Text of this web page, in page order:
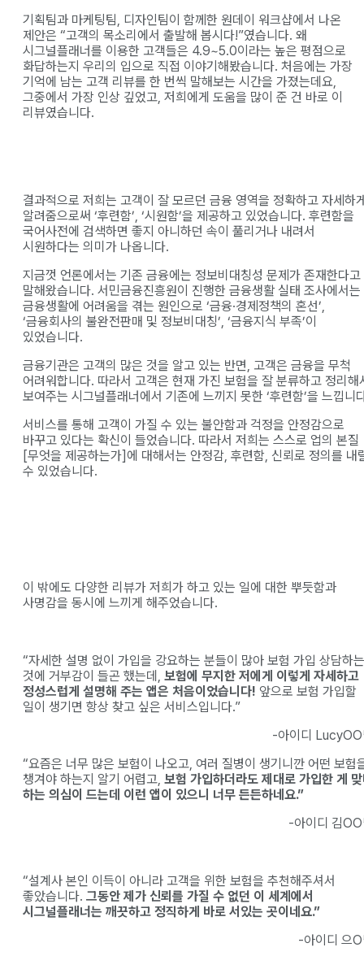
기획팀과 마케팅팀, 디자인팀이 함께한 원데이 워크샵에서 나온
제안은 “고객의 목소리에서 출발해 봅시다!”였습니다. 왜
시그널플래너를 이용한 고객들은 4.9~5.0이라는 높은 평점으로
화답하는지 우리의 입으로 직접 이야기해봤습니다. 처음에는 가장
기억에 남는 고객 리뷰를 한 번씩 말해보는 시간을 가졌는데요,
그중에서 가장 인상 깊었고, 저희에게 도움을 많이 준 건 바로 이
리뷰였습니다.
결과적으로 저희는 고객이 잘 모르던 금융 영역을 정확하고 자세하
알려줌으로써 ‘후련함’, ‘시원함’을 제공하고 있었습니다. 후련함을
국어사전에 검색하면 좋지 아니하던 속이 풀리거나 내려서
시원하다는 의미가 나옵니다.
지금껏 언론에서는 기존 금융에는 정보비대칭성 문제가 존재한다고
말해왔습니다. 서민금융진흥원이 진행한 금융생활 실태 조사에서는
금융생활에 어려움을 겪는 원인으로 ‘금융·경제정책의 혼선’,
‘금융회사의 불완전판매 및 정보비대칭’, ‘금융지식 부족’이
있었습니다.
금융기관은 고객의 많은 것을 알고 있는 반면, 고객은 금융을 무척
어려워합니다. 따라서 고객은 현재 가진 보험을 잘 분류하고 정리해
보여주는 시그널플래너에서 기존에 느끼지 못한 ‘후련함’을 느낍니
서비스를 통해 고객이 가질 수 있는 불안함과 걱정을 안정감으로
바꾸고 있다는 확신이 들었습니다. 따라서 저희는 스스로 업의 본질
[무엇을 제공하는가]에 대해서는 안정감, 후련함, 신뢰로 정의를 내
수 있었습니다.
이 밖에도 다양한 리뷰가 저희가 하고 있는 일에 대한 뿌듯함과
사명감을 동시에 느끼게 해주었습니다.
“자세한 설명 없이 가입을 강요하는 분들이 많아 보험 가입 상담하는
것에 거부감이 들곤 했는데, 보험에 무지한 저에게 이렇게 자세하고
정성스럽게 설명해 주는 앱은 처음이었습니다! 앞으로 보험 가입할
일이 생기면 항상 찾고 싶은 서비스입니다.”
-아이디
“요즘은 너무 많은 보험이 나오고, 여러 질병이 생기니깐 어떤 보험
챙겨야 하는지 알기 어렵고, 보험 가입하더라도 제대로 가입한 게
하는 의심이 드는데 이런 앱이 있으니 너무 든든하네요.”
-아이디 김
“설계사 본인 이득이 아니라 고객을 위한 보험을 추천해주셔서
좋았습니다. 그동안 제가 신뢰를 가질 수 없던 이 세계에서
시그널플래너는 깨끗하고 정직하게 바로 서있는 곳이네요.”
-아이디 으